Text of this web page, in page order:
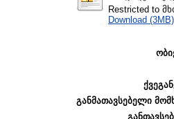
Restricted to
Download (3MB)
განმათავსებელი